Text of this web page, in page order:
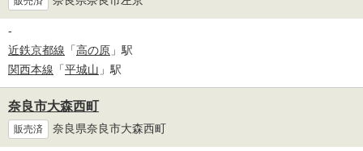
-
近鉄京都線 「高の原 」駅
関西本線 「平城山 」駅
奈良市大森西町
販売済 奈良県奈良市大森西町